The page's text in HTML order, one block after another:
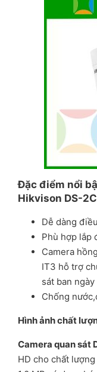
Đặc điểm nổi
Hikvison DS-
Dễ dàng
Phù hợp lắp
Camera
IT3 hỗ trợ
sát ban
Chống
Hình ảnh chất
Camera quan sát
HD cho chất